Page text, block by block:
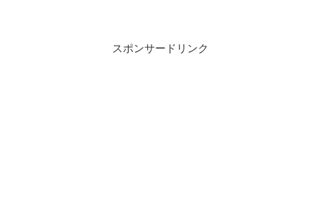
スポンサードリンク